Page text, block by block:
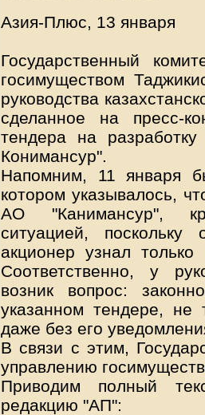
Азия-Плюс, 13 января
Государственный
госимуществом
руководства
сделанное на пресс-
тендера на
Конимансур".
Напомним, 11 января
котором указывалось,
АО "Канимансур",
ситуацией,
акционер узнал
Соответственно, у
возник вопрос:
указанном тендере, не
даже без его
В связи с этим,
управлению
Приводим полный
редакцию "АП":